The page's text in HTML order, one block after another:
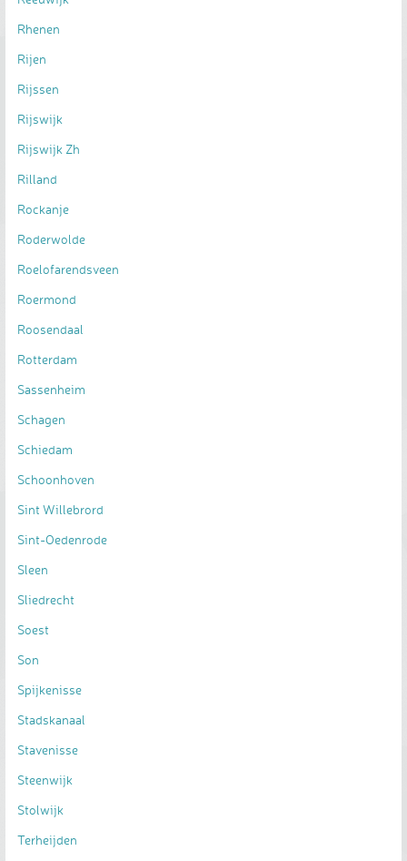
Rhenen
Rijen
Rijssen
Rijswijk
Rijswijk Zh
Rilland
Rockanje
Roderwolde
Roelofarendsveen
Roermond
Roosendaal
Rotterdam
Sassenheim
Schagen
Schiedam
Schoonhoven
Sint Willebrord
Sint-Oedenrode
Sleen
Sliedrecht
Soest
Son
Spijkenisse
Stadskanaal
Stavenisse
Steenwijk
Stolwijk
Terheijden